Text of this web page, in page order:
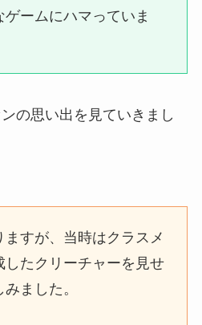
ームにハマっていま
の思い出を見ていきまし
すが、当時はクラスメ
したクリーチャーを見せ
ました。